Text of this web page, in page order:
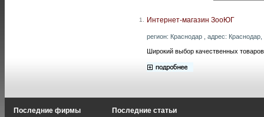
1. Интернет-магазин ЗооЮГ
регион: Краснодар , адрес:
Широкий выбор качественных
Последние фирмы Последние статьи